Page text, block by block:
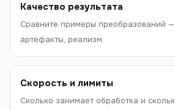
Качество результата
Сравните примеры преобразований —
артефакты, реализм.
Скорость и лимиты
Сколько занимает обработка и